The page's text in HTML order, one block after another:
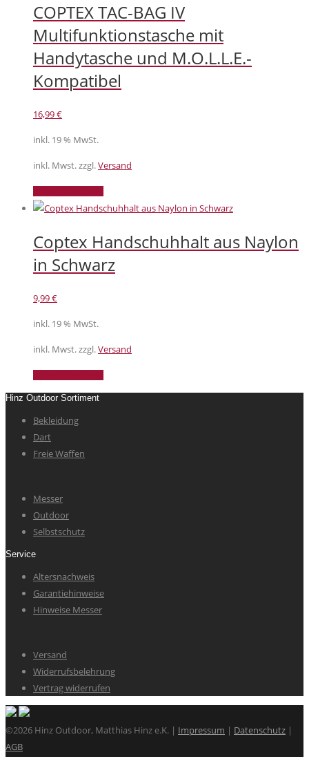
COPTEX TAC-BAG IV
Multifunktionstasche mit
Handytasche und M.O.L.L.E.-
Kompatibel
16,99€
inkl. 19 % MwSt.
inkl. Mwst. zzgl.Versand
Coptex Handschuhhalt aus Naylon
in Schwarz
9,99€
inkl. 19 % MwSt.
inkl. Mwst. zzgl.Versand
Hinz Outdoor Sortiment
Bekleidung
Dart
Freie Waffen
Messer
Outdoor
Selbstschutz
Service
Altersnachweis
Garantiehinweise
Hinweise Messer
Versand
Widerrufsbelehrung
Vertrag widerrufen
©2026 Hinz Outdoor, Matthias Hinz e.K. | Impressum | Datenschutz |
AGB